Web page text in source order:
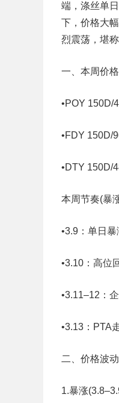
端，涤丝单
下，价格大
烈震荡，堪
一、本周价
•POY 150D/
•FDY 150D/
•DTY 150D/
本周节奏(
•3.9：单日
•3.10：高位
•3.11–12：
•3.13：PTA
二、价格波
1.暴涨